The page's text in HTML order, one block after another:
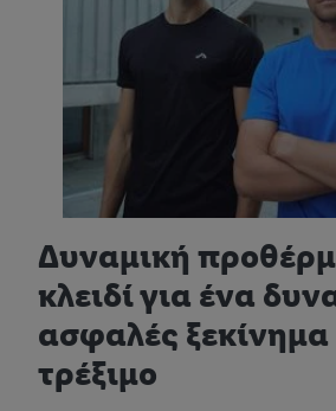
Δυναμική
κλειδί για ένα
ασφαλές ξεκίνημα
τρέξιμο